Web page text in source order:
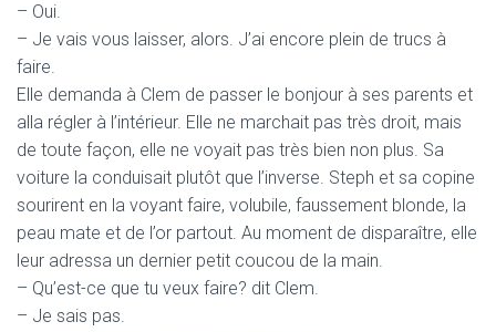
– Oui.
– Je vais vous laisser, alors. J’ai encore plein de trucs à
faire.
Elle demanda à Clem de passer le bonjour à ses parents et
alla régler à l’intérieur. Elle ne marchait pas très droit, mais
de toute façon, elle ne voyait pas très bien non plus. Sa
voiture la conduisait plutôt que l’inverse. Steph et sa copine
sourirent en la voyant faire, volubile, faussement blonde, la
peau mate et de l’or partout. Au moment de disparaître, elle
leur adressa un dernier petit coucou de la main.
– Qu’est-ce que tu veux faire? dit Clem.
– Je sais pas.